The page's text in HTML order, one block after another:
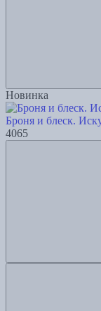
Новинка
Броня и блеск.
4065